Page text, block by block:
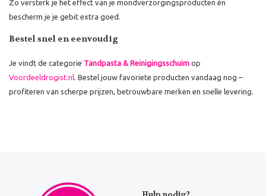
Zo versterk je het effect van je mondverzorgingsproducten én
bescherm je je gebit extra goed.
Bestel snel en eenvoudig
Je vindt de categorie Tandpasta & Reinigingsschuim op
Voordeeldrogist.nl . Bestel jouw favoriete producten vandaag nog –
profiteren van scherpe prijzen, betrouwbare merken en snelle levering.